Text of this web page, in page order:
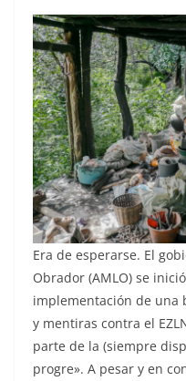
Era de esperarse. El
Obrador (AMLO) se
implementación de una
y mentiras contra el
parte de la (siempre
progre». A pesar y en